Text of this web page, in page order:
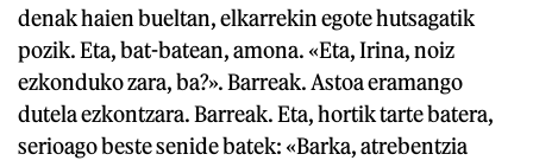
denak haien bueltan, elkarrekin egote hutsagatik
pozik. Eta, bat-batean, amona. «Eta, Irina, noiz
ezkonduko zara, ba?». Barreak. Astoa eramango
dutela ezkontzara. Barreak. Eta, hortik tarte batera,
serioago beste senide batek: «Barka, atrebentzia